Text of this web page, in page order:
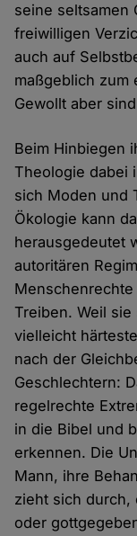
seine seltsamen
freiwilligen
auch auf
maßgeblich zum
Gewollt aber
Beim Hinbiegen
Theologie dabei
sich Moden und
Ökologie kann
herausgedeutet
autoritären
Treiben. Weil
vielleicht
nach der
Geschlechtern:
regelrechte
in die Bibel und
erkennen. Die
Mann, ihre
zieht sich durch,
oder